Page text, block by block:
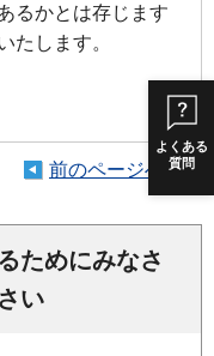
よくある
質問
るかとは存じます
たします。
前のページへ戻る
ためにみなさ
い